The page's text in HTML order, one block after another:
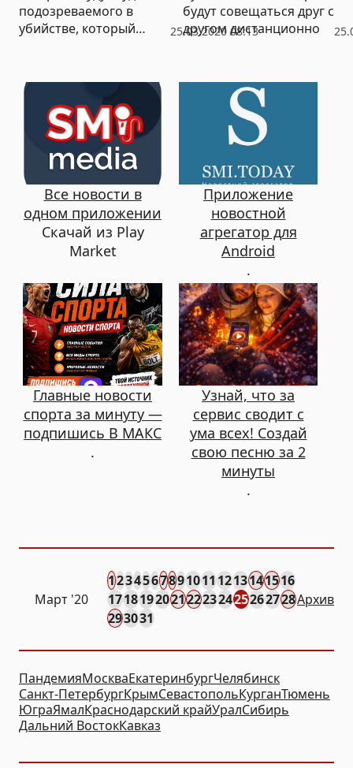
25.03.2020 08:13
подозреваемого в
убийстве, который
будут совещаться друг с
другом дистанционно
Все новости в
одном приложении
Скачай из Play
Market
Приложение
новостной
агрегатор для
Android
.
Главные новости
спорта за минуту —
подпишись В МАКС
.
Узнай, что за
сервис сводит с
ума всех! Создай
свою песню за 2
минуты
.
Март '20
12345678910111213141516
171819202122232425262728
293031
Архив
ПандемияМоскваЕкатеринбургЧелябинск
Санкт-ПетербургКрымСевастопольКурганТюмень
ЮграЯмалКраснодарский крайУралСибирь
Дальний ВостокКавказ